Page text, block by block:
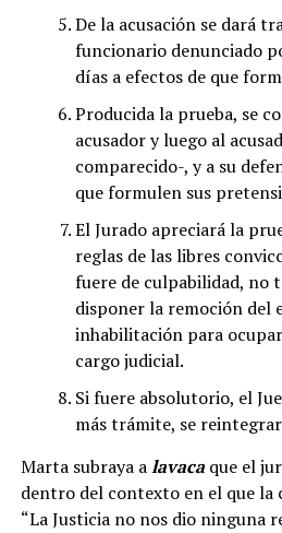
De la acusación se dará
funcionario denunciado
días a efectos de que
Producida la prueba, se
acusador y luego al
comparecido-, y a su
que formulen sus
El Jurado apreciará la
reglas de las libres
fuere de culpabilidad, no
disponer la remoción del
inhabilitación para
cargo judicial.
Si fuere absolutorio, el
más trámite, se
Marta subraya alavacaque el
dentro del contexto en el que la
“La Justicia no nos dio ninguna